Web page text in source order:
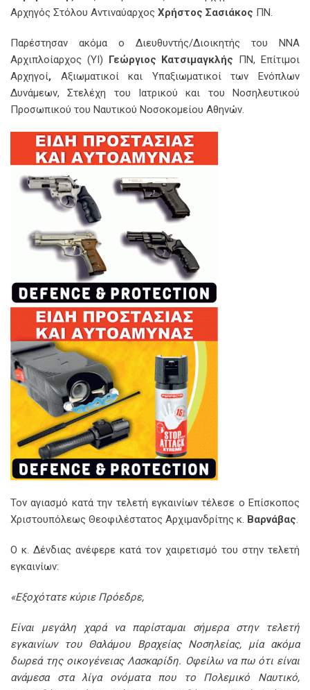
Αρχηγός Στόλου Αντιναύαρχος Χρήστος Σασιάκος ΠΝ.
Παρέστησαν ακόμα ο Διευθυντής/Διοικητής του ΝΝΑ
Αρχιπλοίαρχος (ΥΙ) Γεώργιος Κατσιμαγκλής ΠΝ, Επίτιμοι
Αρχηγοί, Αξιωματικοί και Υπαξιωματικοί των Ενόπλων
Δυνάμεων, Στελέχη του Ιατρικού και του Νοσηλευτικού
Προσωπικού του Ναυτικού Νοσοκομείου Αθηνών.
Τον αγιασμό κατά την τελετή εγκαινίων τέλεσε ο Επίσκοπος
Χριστουπόλεως Θεοφιλέστατος Αρχιμανδρίτης κ. Βαρνάβας.
Ο κ. Δένδιας ανέφερε κατά τον χαιρετισμό του στην τελετή
εγκαινίων:
«Εξοχότατε κύριε Πρόεδρε,
Είναι μεγάλη χαρά να παρίσταμαι σήμερα στην τελετή
εγκαινίων του Θαλάμου Βραχείας Νοσηλείας, μία ακόμα
δωρεά της οικογένειας Λασκαρίδη. Οφείλω να πω ότι είναι
ανάμεσα στα λίγα ονόματα που το Πολεμικό Ναυτικό,